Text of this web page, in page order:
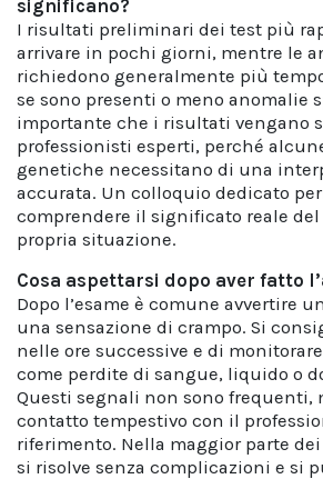
significano?
I risultati preliminari dei test più
arrivare in pochi giorni, mentre le
richiedono generalmente più
se sono presenti o meno anomalie
importante che i risultati vengano
professionisti esperti, perché
genetiche necessitano di una
accurata. Un colloquio dedicato
comprendere il significato reale del
propria situazione.
Cosa aspettarsi dopo aver fatto
Dopo l’esame è comune avvertire
una sensazione di crampo. Si
nelle ore successive e di
come perdite di sangue, liquido o
Questi segnali non sono frequenti,
contatto tempestivo con il
riferimento. Nella maggior parte
si risolve senza complicazioni e si